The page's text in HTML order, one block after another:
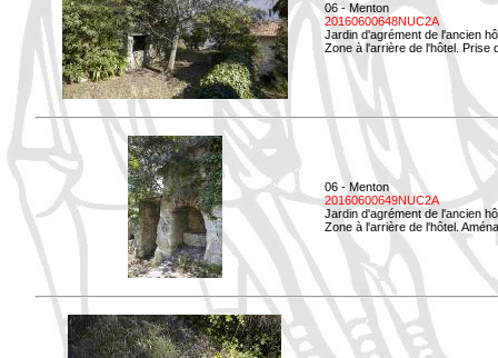
06 - Menton
20160600648NUC2A
Jardin d'agrément de l'ancien
Zone à l'arrière de l'hôtel. Prise
06 - Menton
20160600649NUC2A
Jardin d'agrément de l'ancien
Zone à l'arrière de l'hôtel.